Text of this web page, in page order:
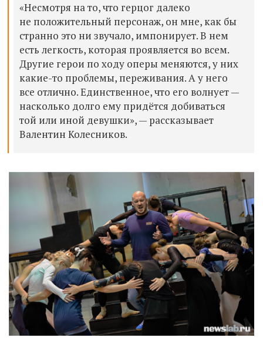
«Несмотря на то, что герцог далеко
не положительный персонаж, он мне, как бы
странно это ни звучало, импонирует. В нем
есть легкость, которая проявляется во всем.
Другие герои по ходу оперы меняются, у них
какие-то проблемы, переживания. А у него
все отлично. Единственное, что его волнует —
насколько долго ему придётся добиваться
той или иной девушки», — рассказывает
Валентин Колесников.